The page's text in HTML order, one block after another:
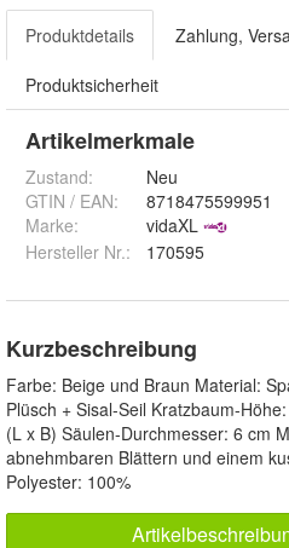
Produktdetails Zahlung,
Produktsicherheit
Artikelmerkmale
Zustand:
Neu
GTIN / EAN:
8718475599951
Marke:
vidaXL
Hersteller Nr.:
170595
Kurzbeschreibung
Farbe: Beige und Braun Material:
Plüsch + Sisal-Seil Kratzbaum-
(L x B) Säulen-Durchmesser: 6 cm
abnehmbaren Blättern und einem
Polyester: 100%